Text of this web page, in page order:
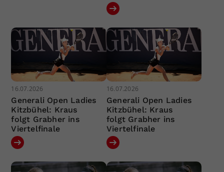
16.07.2026
Generali Open Ladies
Kitzbühel: Kraus
folgt Grabher ins
Viertelfinale
16.07.2026
Generali Open Ladies
Kitzbühel: Kraus
folgt Grabher ins
Viertelfinale